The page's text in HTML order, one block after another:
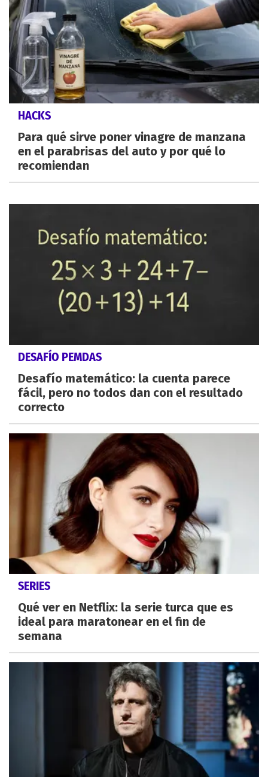
HACKS
Para qué sirve poner vinagre de manzana
en el parabrisas del auto y por qué lo
recomiendan
DESAFÍO PEMDAS
Desafío matemático: la cuenta parece
fácil, pero no todos dan con el resultado
correcto
SERIES
Qué ver en Netflix: la serie turca que es
ideal para maratonear en el fin de
semana